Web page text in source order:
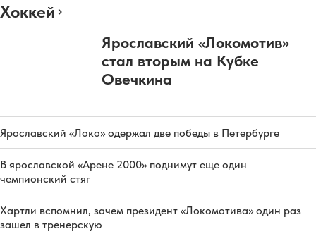
Хоккей
Ярославский «Локомотив»
стал вторым на Кубке
Овечкина
Ярославский «Локо» одержал две победы в Петербурге
В ярославской «Арене 2000» поднимут еще один
чемпионский стяг
Хартли вспомнил, зачем президент «Локомотива» один раз
зашел в тренерскую